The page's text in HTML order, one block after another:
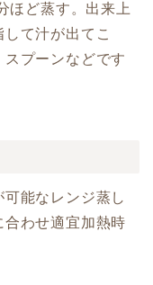
ほど蒸す。出来上
て汁が出てこ
プーンなどです
能なレンジ蒸し
わせ適宜加熱時